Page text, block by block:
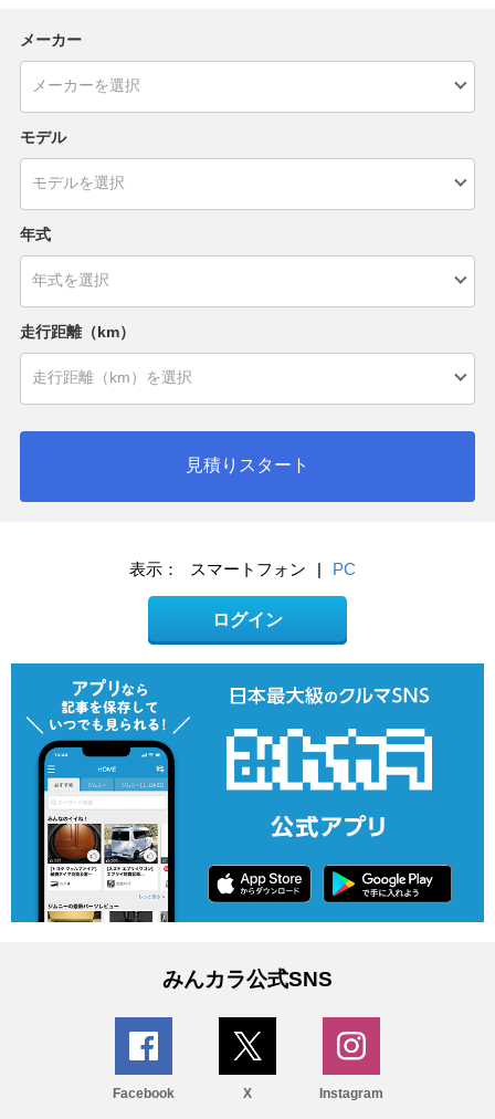
メーカー
モデル
年式
走行距離（km）
見積りスタート
表示： スマートフォン | PC
ログイン
みんカラ公式SNS
Facebook X Instagram